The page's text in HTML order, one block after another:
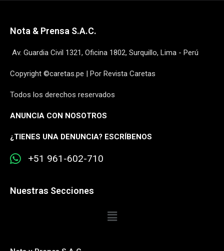
Nota & Prensa S.A.C.
Av. Guardia Civil 1321, Oficina 1802, Surquillo, Lima - Perú
Copyright ©caretas.pe | Por Revista Caretas
Todos los derechos reservados
ANUNCIA CON NOSOTROS
¿TIENES UNA DENUNCIA? ESCRÍBENOS
+51 961-602-710
Nuestras Secciones